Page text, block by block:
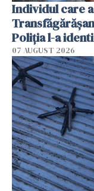
Individul care
Poliția l-a
07 AUGUST 2026